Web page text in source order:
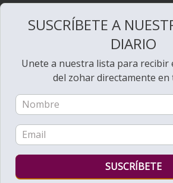
Bienvenido al Zohar
Ver videos de Lectura de
SUSCRÍBETE A
DIARIO
Unete a nuestra lista para recibir
del zohar directamente